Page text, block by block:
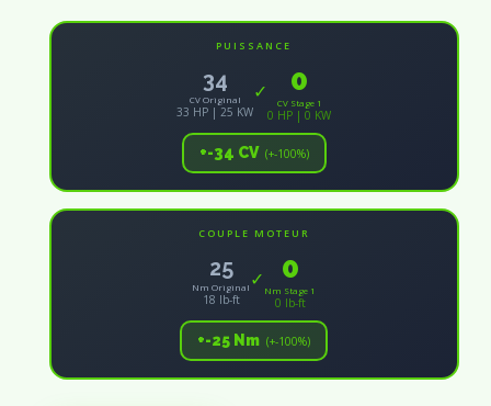
PUISSANCE
34
CV Original
33 HP | 25 KW
✓ 0
CV Stage 1
0 HP | 0 KW
+-34 CV (+-100%)
COUPLE MOTEUR
25
Nm Original
18 lb-ft
✓ 0
Nm Stage 1
0 lb-ft
+-25 Nm (+-100%)